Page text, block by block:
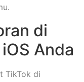
di
Anda
TikTok di